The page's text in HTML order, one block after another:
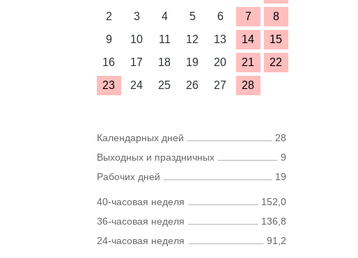
2
3 4 5 6 7
8
9
10 11 12 13 14
15
16
17 18 19 20 21
22
23
24 25 26 27 28
Календарных дней
28
Выходных и праздничных
9
Рабочих дней
19
40-часовая неделя
152,0
36-часовая неделя
136,8
24-часовая неделя
91,2